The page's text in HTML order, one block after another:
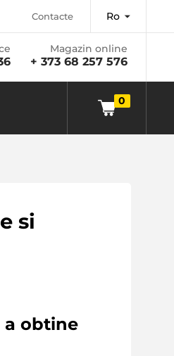
Contacte Ro
Magazin online
+ 373 68 257 576
0
si
a obtine